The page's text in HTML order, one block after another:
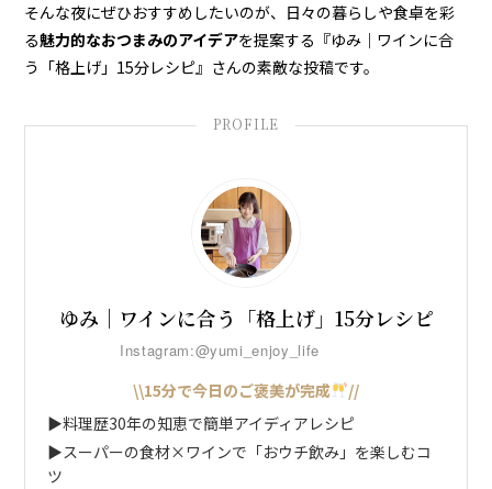
そんな夜にぜひおすすめしたいのが、日々の暮らしや食卓を彩
る魅力的なおつまみのアイデアを提案する 『ゆみ｜ワインに合
う「格上げ」15分レシピ』 さんの素敵な投稿です。
ゆみ｜ワインに合う「格上げ」15分レシピ
Instagram:@yumi_enjoy_life
\\15分で今日のご褒美が完成
//
▶︎料理歴30年の知恵で簡単アイディアレシピ
▶︎スーパーの食材×ワインで「おウチ飲み」を楽しむコ
ツ